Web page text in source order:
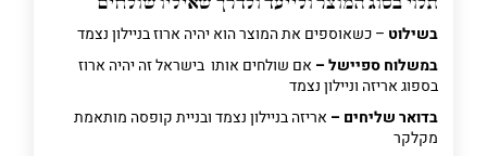
בשילוט – כשאוספים את המוצר הוא יהיה ארוז בניילון נצמד
במשלוח ספיישל – אם שולחים אותו בישראל זה יהיה ארוז
בספוג אריזה וניילון נצמד
בדואר שליחים – אריזה בניילון נצמד ובניית קופסה מותאמת
מקלקר